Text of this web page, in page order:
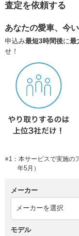
査定を依頼する
あなたの愛車、今
申込み最短3時間後に最
せ！
※1：本サービスで実施の
年5月）
メーカー
モデル